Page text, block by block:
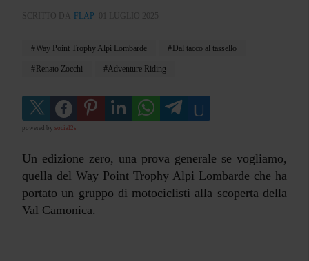
SCRITTO DA FLAP 01 LUGLIO 2025
Way Point Trophy Alpi Lombarde Dal tacco al tassello
Renato Zocchi Adventure Riding
powered by social2s
Un edizione zero, una prova generale se vogliamo,
quella del Way Point Trophy Alpi Lombarde che ha
portato un gruppo di motociclisti alla scoperta della
Val Camonica.